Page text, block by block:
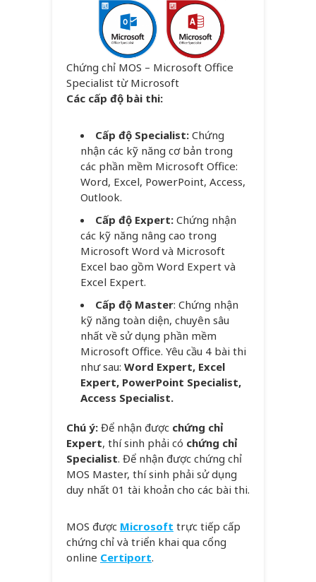
Chứng chỉ MOS – Microsoft Office
Specialist từ Microsoft
Các cấp độ bài thi:
Cấp độ Specialist: Chứng
nhận các kỹ năng cơ bản trong
các phần mềm Microsoft Office:
Word, Excel, PowerPoint, Access,
Outlook.
Cấp độ Expert: Chứng nhận
các kỹ năng nâng cao trong
Microsoft Word và Microsoft
Excel bao gồm Word Expert và
Excel Expert.
Cấp độ Master: Chứng nhận
kỹ năng toàn diện, chuyên sâu
nhất về sử dụng phần mềm
Microsoft Office. Yêu cầu 4 bài thi
như sau: Word Expert, Excel
Expert, PowerPoint Specialist,
Access Specialist.
Chú ý: Để nhận được chứng chỉ
Expert, thí sinh phải có chứng chỉ
Specialist. Để nhận được chứng chỉ
MOS Master, thí sinh phải sử dụng
duy nhất 01 tài khoản cho các bài thi.
MOS được Microsoft trực tiếp cấp
chứng chỉ và triển khai qua cổng
online Certiport.